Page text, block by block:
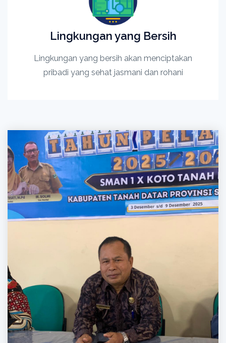
Lingkungan yang Bersih
Lingkungan yang bersih akan menciptakan
pribadi yang sehat jasmani dan rohani